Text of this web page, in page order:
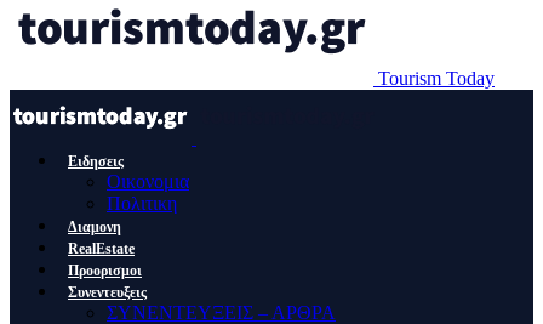
Tourism Today
Ειδησεις
Οικονομια
Πολιτικη
Διαμονη
RealEstate
Προορισμοι
Συνεντευξεις
ΣΥΝΕΝΤΕΥΞΕΙΣ – ΑΡΘΡΑ